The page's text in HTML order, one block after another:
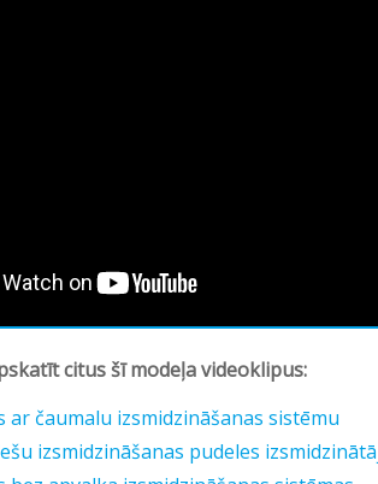
citus šī modeļa videoklipus:
ar čaumalu izsmidzināšanas sistēmu
izsmidzināšanas pudeles